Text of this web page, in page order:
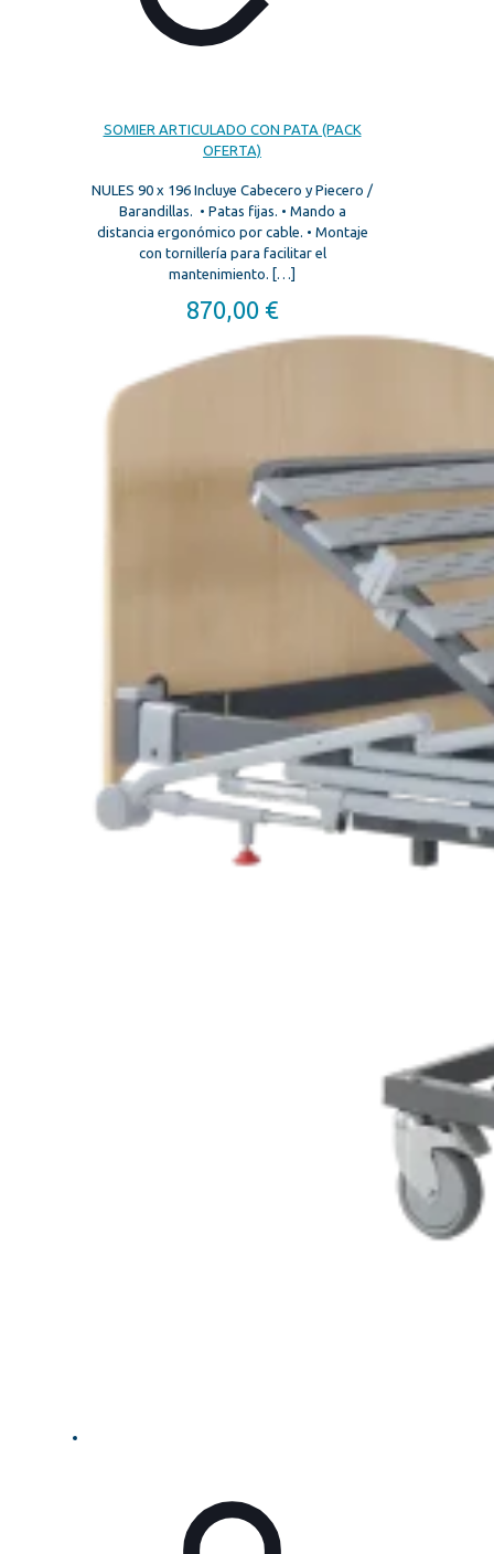
SOMIER ARTICULADO CON PATA (PACK
OFERTA)
NULES 90 x 196 Incluye Cabecero y Piecero /
Barandillas. • Patas fijas. • Mando a
distancia ergonómico por cable. • Montaje
con tornillería para facilitar el
mantenimiento. […]
870,00 €